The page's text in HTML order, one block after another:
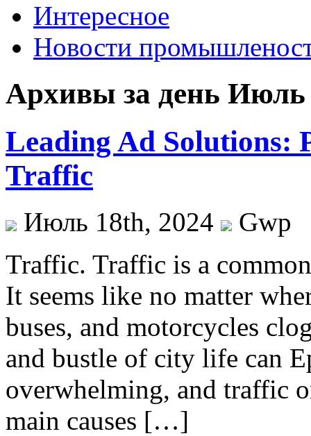
Интересное
Новости
Архивы за день Июль
Leading Ad Solutions:
Traffic
Июль 18th, 2024
Gwp
Traffic. Traffic is a
It seems like no matter
buses, and motorcycles
and bustle of city life can
overwhelming, and traffic
main causes […]